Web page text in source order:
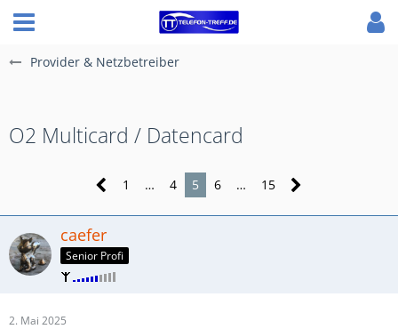
Provider & Netzbetreiber
O2 Multicard / Datencard
1 … 4 5 6 … 15
caefer
Senior Profi
2. Mai 2025